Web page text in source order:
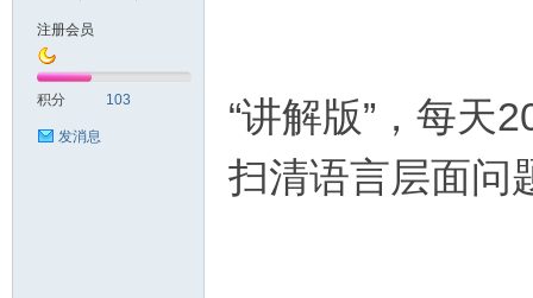
注册会员
积分 103
发消息
“讲解版”，每天
扫清语言层面